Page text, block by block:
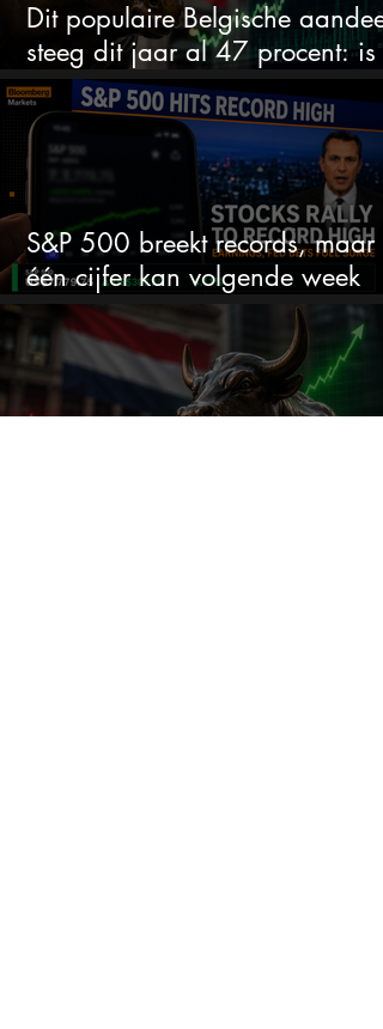
Dit populaire Belgische aandeel
steeg dit jaar al 47 procent: is
ruimte voor meer?
S&P 500 breekt records, maar
één cijfer kan volgende week
alles veranderen